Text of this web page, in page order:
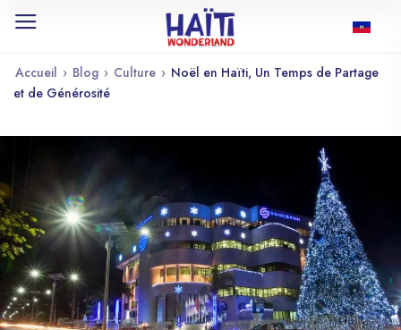
Accueil › Blog › Culture › Noël en Haïti, Un Temps de Partage
et de Générosité